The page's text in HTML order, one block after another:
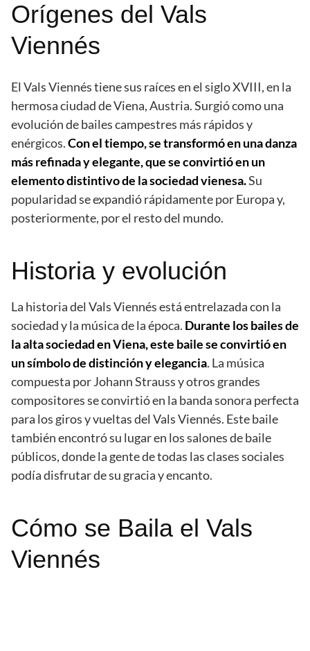
Orígenes del Vals
Viennés
El Vals Viennés tiene sus raíces en el siglo XVIII, en la
hermosa ciudad de Viena, Austria. Surgió como una
evolución de bailes campestres más rápidos y
enérgicos.Con el tiempo, se transformó en una danza
más refinada y elegante, que se convirtió en un
elemento distintivo de la sociedad vienesa.Su
popularidad se expandió rápidamente por Europa y,
posteriormente, por el resto del mundo.
Historia y evolución
La historia del Vals Viennés está entrelazada con la
sociedad y la música de la época. Durante los bailes de
la alta sociedad en Viena, este baile se convirtió en
un símbolo de distinción y elegancia. La música
compuesta por Johann Strauss y otros grandes
compositores se convirtió en la banda sonora perfecta
para los giros y vueltas del Vals Viennés. Este baile
también encontró su lugar en los salones de baile
públicos, donde la gente de todas las clases sociales
podía disfrutar de su gracia y encanto.
Cómo se Baila el Vals
Viennés